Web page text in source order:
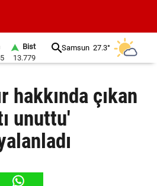
Bist
13.779
Samsun 27.3°
hakkında çıkan
unuttu'